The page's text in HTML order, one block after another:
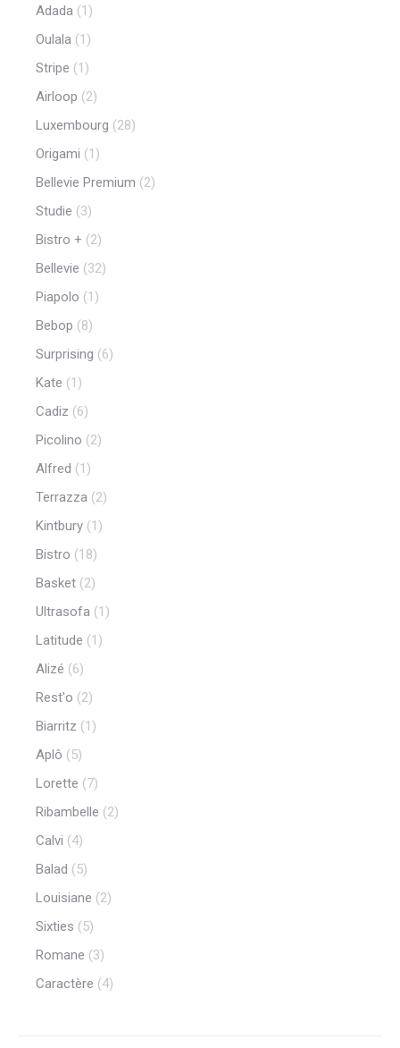
Adada (1)
Oulala (1)
Stripe (1)
Airloop (2)
Luxembourg (28)
Origami (1)
Bellevie Premium (2)
Studie (3)
Bistro + (2)
Bellevie (32)
Piapolo (1)
Bebop (8)
Surprising (6)
Kate (1)
Cadiz (6)
Picolino (2)
Alfred (1)
Terrazza (2)
Kintbury (1)
Bistro (18)
Basket (2)
Ultrasofa (1)
Latitude (1)
Alizé (6)
Rest'o (2)
Biarritz (1)
Aplô (5)
Lorette (7)
Ribambelle (2)
Calvi (4)
Balad (5)
Louisiane (2)
Sixties (5)
Romane (3)
Caractère (4)